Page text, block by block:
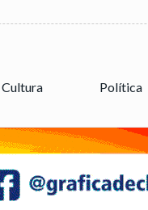
Cultura Política